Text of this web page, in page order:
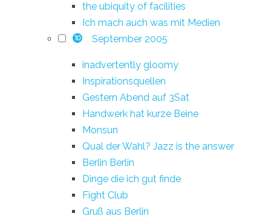
the ubiquity of facilities
Ich mach auch was mit Medien
10 September 2005
inadvertently gloomy
Inspirationsquellen
Gestern Abend auf 3Sat
Handwerk hat kurze Beine
Monsun
Qual der Wahl? Jazz is the answer
Berlin Berlin
Dinge die ich gut finde
Fight Club
Gruß aus Berlin